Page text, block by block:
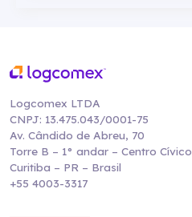
Logcomex LTDA
CNPJ: 13.475.043/0001-75
Av. Cândido de Abreu, 70
Torre B – 1° andar – Centro Cívico
Curitiba – PR – Brasil
+55 4003-3317